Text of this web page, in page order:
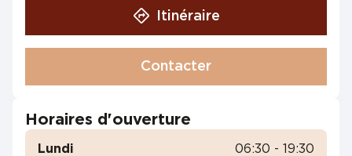
Itinéraire
Contacter
Horaires d'ouverture
Lundi 06:30 - 19:30